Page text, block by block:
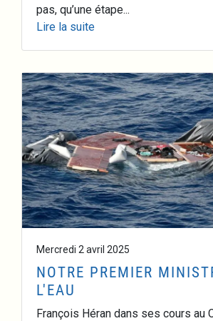
pas, qu’une étape...
Lire la suite
Mercredi 2 avril 2025
NOTRE PREMIER
L'EAU
François Héran dans ses cours au